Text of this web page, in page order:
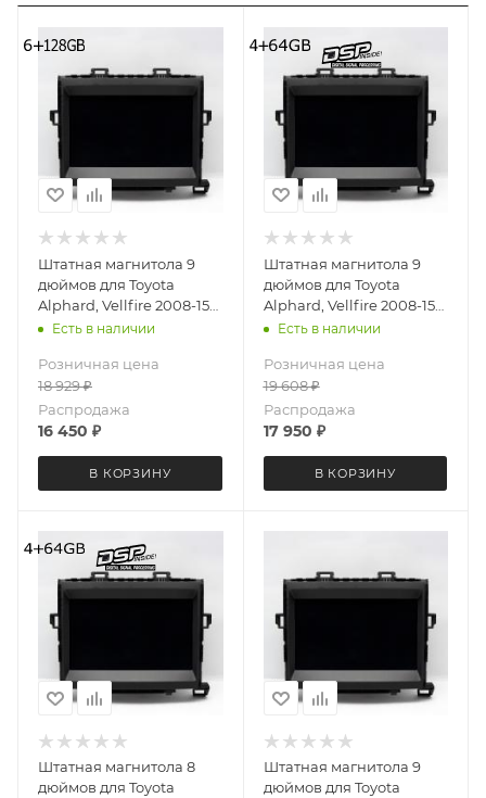
Штатная магнитола 9
дюймов для Toyota
Alphard, Vellfire 2008-15
LeTrun 4026-6494
QLED 6+128 Gb
Есть в наличии
Розничная цена
18 929₽
Распродажа
16 450 ₽
В КОРЗИНУ
Штатная магнитола 9
дюймов для Toyota
Alphard, Vellfire 2008-15
MEKEDE X20-W 4026-
8 ядер Unisoc 9863A DSP
Есть в наличии
Розничная цена
19 608₽
Распродажа
17 950 ₽
В КОРЗИНУ
Штатная магнитола 8
дюймов для Toyota
Штатная магнитола 9
дюймов для Toyota